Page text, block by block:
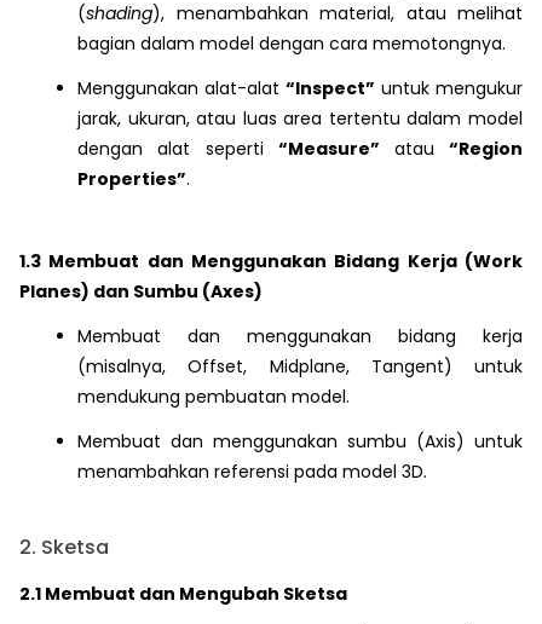
(shading), menambahkan material, atau melihat
bagian dalam model dengan cara memotongnya.
Menggunakan alat-alat “Inspect” untuk mengukur
jarak, ukuran, atau luas area tertentu dalam model
dengan alat seperti“Measure” atau“Region
Properties”.
1.3 Membuat dan Menggunakan Bidang Kerja (Work
Planes) dan Sumbu (Axes)
Membuat dan menggunakan bidang kerja
(misalnya, Offset, Midplane, Tangent) untuk
mendukung pembuatan model.
Membuat dan menggunakan sumbu (Axis) untuk
menambahkan referensi pada model 3D.
2. Sketsa
2.1 Membuat dan Mengubah Sketsa